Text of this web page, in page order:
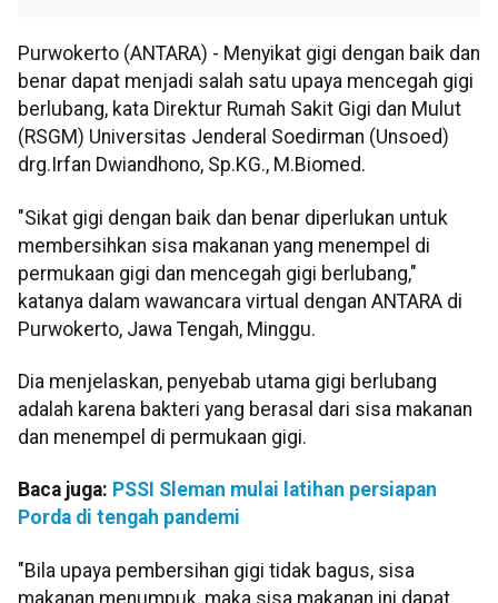
Purwokerto (ANTARA) - Menyikat gigi dengan baik dan
benar dapat menjadi salah satu upaya mencegah gigi
berlubang, kata Direktur Rumah Sakit Gigi dan Mulut
(RSGM) Universitas Jenderal Soedirman (Unsoed)
drg.Irfan Dwiandhono, Sp.KG., M.Biomed.
"Sikat gigi dengan baik dan benar diperlukan untuk
membersihkan sisa makanan yang menempel di
permukaan gigi dan mencegah gigi berlubang,"
katanya dalam wawancara virtual dengan ANTARA di
Purwokerto, Jawa Tengah, Minggu.
Dia menjelaskan, penyebab utama gigi berlubang
adalah karena bakteri yang berasal dari sisa makanan
dan menempel di permukaan gigi.
Baca juga: PSSI Sleman mulai latihan persiapan
Porda di tengah pandemi
"Bila upaya pembersihan gigi tidak bagus, sisa
makanan menumpuk, maka sisa makanan ini dapat